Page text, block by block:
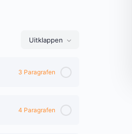
Uitklappen
3 Paragrafen
4 Paragrafen